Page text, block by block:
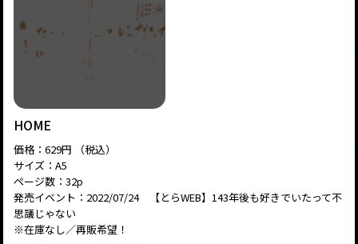
HOME
価格：629円 （税込）
サイズ：A5
ページ数：32p
発売イベント：2022/07/24 【とらWEB】143年後も好きでいたって不
思議じゃない
※在庫なし／再販希望！